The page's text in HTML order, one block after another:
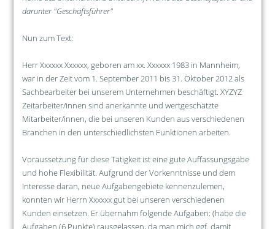
darunter "Geschäftsführer"
Nun zum Text:
Herr Xxxxxx Xxxxxx, geboren am xx. Xxxxxx 1983 in Mannheim,
war in der Zeit vom 1. September 2011 bis 31. Oktober 2012 als
Sachbearbeiter bei unserem Unternehmen beschäftigt. XYZYZ
Zeitarbeiter/innen sind anerkannte und wertgeschätzte
Mitarbeiter/innen, die bei unseren Kunden aus verschiedenen
Branchen in den unterschiedlichsten Funktionen arbeiten.
Voraussetzung für diese Tätigkeit ist eine gute Auffassungsgabe
und hohe Flexibilität. Aufgrund der Vorkenntnisse und dem
Interesse daran, neue Aufgabengebiete kennenzulemen,
konnten wir Herrn Xxxxxx gut bei unseren verschiedenen
Kunden einsetzen. Er übernahm folgende Aufgaben: (habe die
Aufgaben (6 Punkte) rausgelassen, da man mich ggf. damit